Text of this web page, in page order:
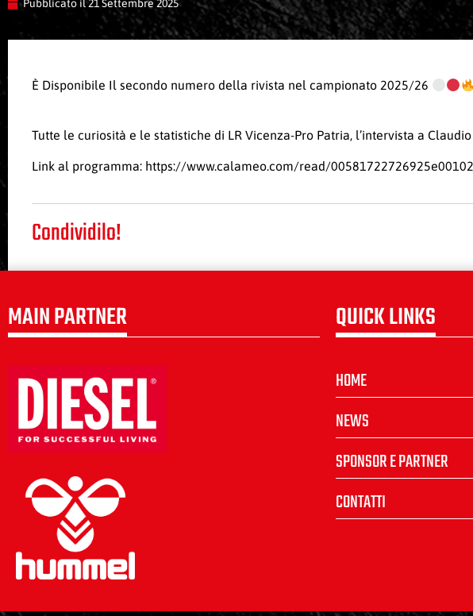
Pubblicato il21 Settembre 2025
È Disponibile Il secondo numero della rivista nel campionato 2025/26
Tutte le curiosità e le statistiche di LR Vicenza-Pro Patria, l’intervista a
Link al programma: https://www.calameo.com/read/
Condividilo!
MAIN PARTNER QUICK LINKS
HOME
NEWS
SPONSOR E PARTNER
CONTATTI